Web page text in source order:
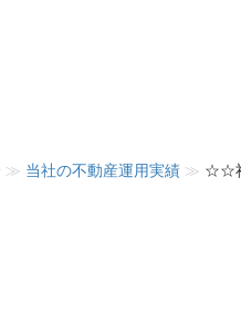
≫ 当社の不動産運用実績 ≫ ☆☆